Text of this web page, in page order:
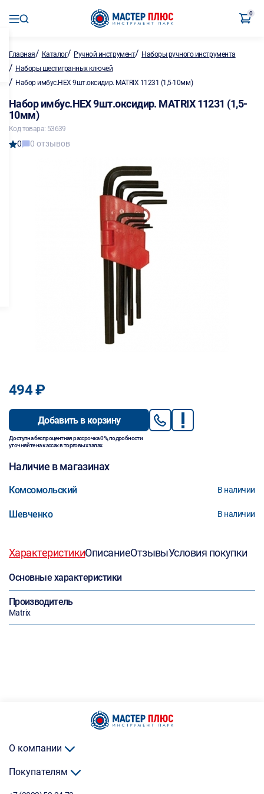
0
Главная/ Каталог/ Ручной инструмент/ Наборы ручного инструмента
/ Наборы шестигранных ключей
/ Набор имбус.HEX 9шт.оксидир. MATRIX 11231 (1,5-10мм)
Набор имбус.HEX 9шт.оксидир. MATRIX 11231 (1,5-
10мм)
Код товара: 53639
0 0 отзывов
494 ₽
Добавить в корзину
Доступна беспроцентная рассрочка 0%, подробности
уточняйте на кассах в торговых залах.
Наличие в магазинах
Комсомольский В наличии
Шевченко В наличии
ХарактеристикиОписаниеОтзывыУсловия покупки
Основные характеристики
Производитель
Matrix
О компании
Покупателям